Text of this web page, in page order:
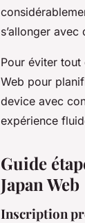
s’allonger
Pour éviter
Web pour
device avec
expérience
Guide
Japan Web
Inscription